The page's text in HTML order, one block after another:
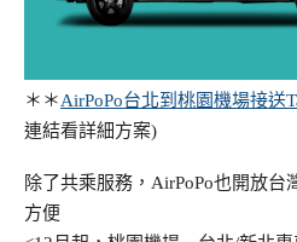
＊＊AirPoPo台北到桃園機場接送
連結看詳細方案)
除了共乘服務，AirPoPo也開放台
方便